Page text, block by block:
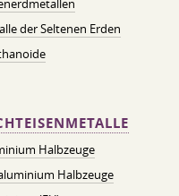
der Seltenen Erden
Halbzeuge
Halbzeuge